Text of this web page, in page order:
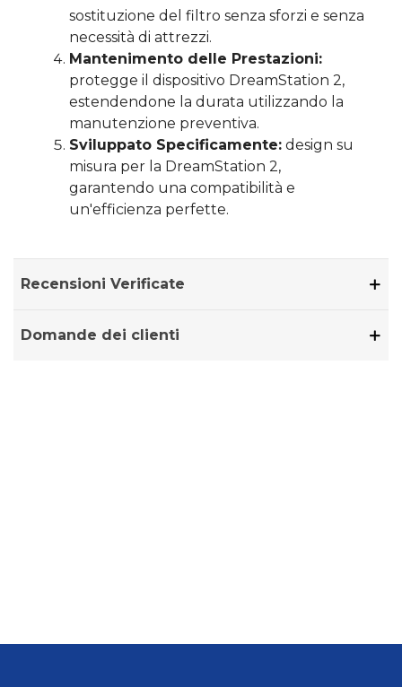
sostituzione del filtro senza sforzi e senza
necessità di attrezzi.
Mantenimento delle Prestazioni:
protegge il dispositivo DreamStation 2,
estendendone la durata utilizzando la
manutenzione preventiva.
Sviluppato Specificamente: design su
misura per la DreamStation 2,
garantendo una compatibilità e
un'efficienza perfette.
Recensioni Verificate
Domande dei clienti